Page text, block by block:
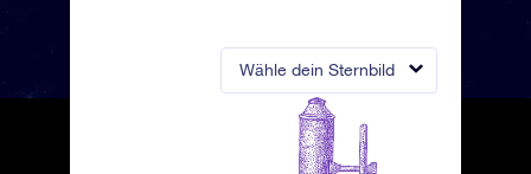
Wähle dein Sternbild